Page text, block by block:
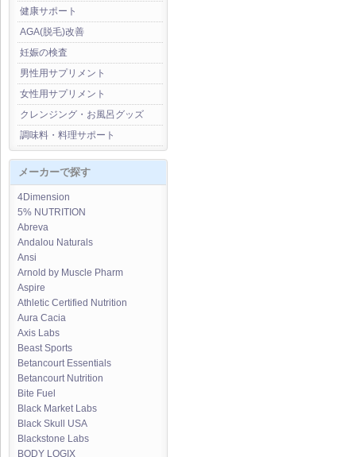
健康サポート
AGA(脱毛)改善
妊娠の検査
男性用サプリメント
女性用サプリメント
クレンジング・お風呂グッズ
調味料・料理サポート
メーカーで探す
4Dimension
5% NUTRITION
Abreva
Andalou Naturals
Ansi
Arnold by Muscle Pharm
Aspire
Athletic Certified Nutrition
Aura Cacia
Axis Labs
Beast Sports
Betancourt Essentials
Betancourt Nutrition
Bite Fuel
Black Market Labs
Black Skull USA
Blackstone Labs
BODY LOGIX